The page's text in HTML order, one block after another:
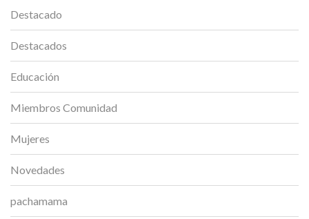
Destacado
Destacados
Educación
Miembros Comunidad
Mujeres
Novedades
pachamama